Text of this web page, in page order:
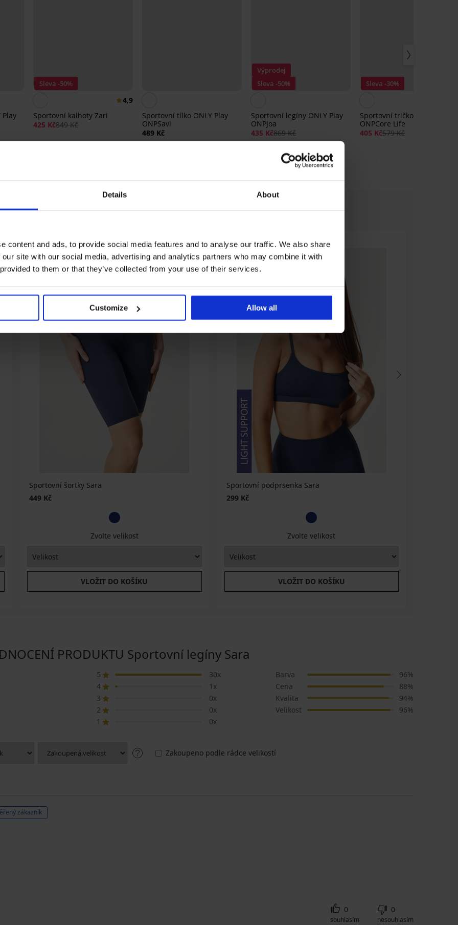
Details About
content and ads, to provide social media features and to analyse our traffic. We also share
site with our social media, advertising and analytics partners who may combine it with
to them or that they’ve collected from your use of their services.
Customize Allow all
Play
Sleva -50%
4,9
Sportovní kalhoty Zari
425 Kč849 Kč
Sportovní tílko ONLY Play
ONPSavi
489 Kč
Výprodej
Sleva -50%
Sportovní legíny ONLY Play
ONPJoa
435 Kč869 Kč
Sleva -30%
Sportovní tričko ONLY Play
ONPCore Life
405 Kč579 Kč
Ze stejné kolekce
Sportovní šortky Sara
449 Kč
Zvolte velikost
VLOŽIT DO KOŠÍKU
Sportovní podprsenka Sara
299 Kč
Zvolte velikost
VLOŽIT DO KOŠÍKU
PRODUKTU Sportovní legíny Sara
5
30x
4
1x
3
0x
2
0x
1
0x
Barva
96%
Cena
88%
Kvalita
94%
Velikost
96%
Zakoupeno podle rádce velikostí
zákazník
0
souhlasím
0
nesouhlasím